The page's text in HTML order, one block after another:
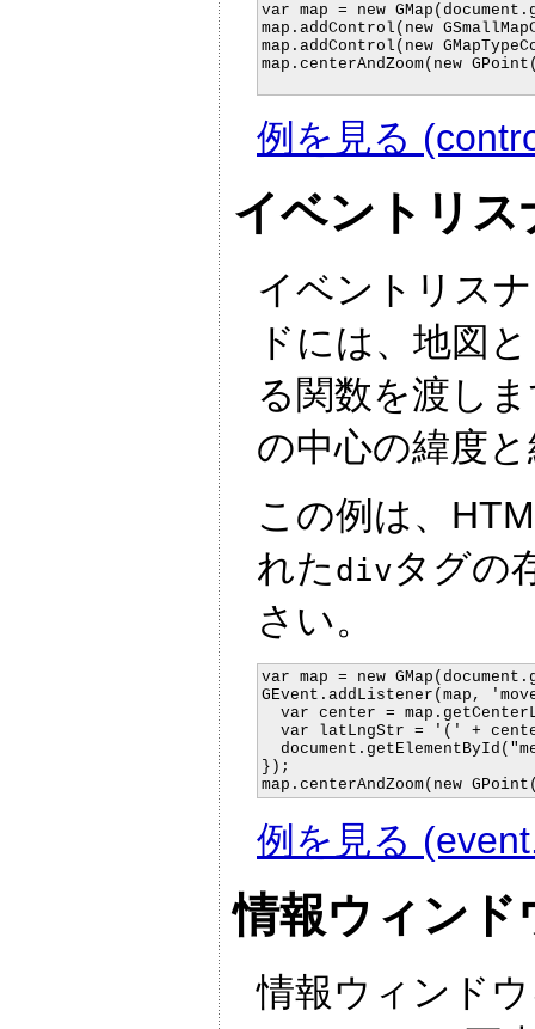
var map = new
map.addControl(new
map.addControl(new
map.centerAndZoom(new
例を見る
イベントリス
イベントリス
ドには、地図
る関数を渡し
の中心の緯度
この例は、
れた divタグの
さい。
var map = new
GEvent.addListener(map,
var center =
var latLngStr = '(' +
});
例を見る
情報ウィンド
情報ウィンド